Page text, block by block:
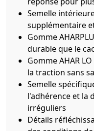
Semelle
supplémentaire
Gomme
durable que le
Gomme AHAR
la traction sans
Semelle
l'adhérence et la
irréguliers
Détails